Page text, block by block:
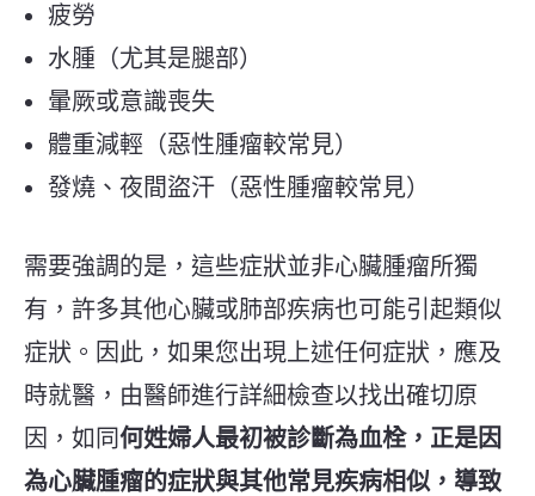
疲勞
水腫（尤其是腿部）
暈厥或意識喪失
體重減輕（惡性腫瘤較常見）
發燒、夜間盜汗（惡性腫瘤較常見）
需要強調的是，這些症狀並非心臟腫瘤所獨
有，許多其他心臟或肺部疾病也可能引起類似
症狀。因此，如果您出現上述任何症狀，應及
時就醫，由醫師進行詳細檢查以找出確切原
因，如同 何姓婦人最初被診斷為血栓，正是因
為心臟腫瘤的症狀與其他常見疾病相似，導致